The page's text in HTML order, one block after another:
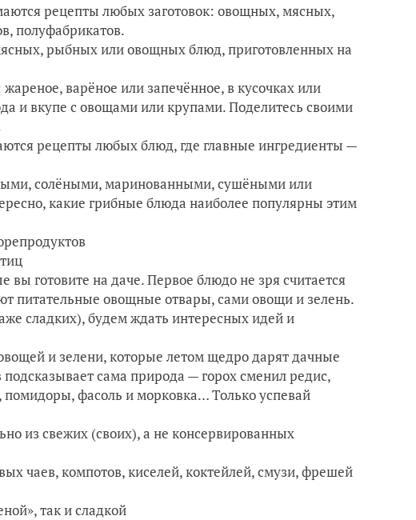
рецепты любых заготовок: овощных, мясных,
полуфабрикатов.
рыбных или овощных блюд, приготовленных на
варёное или запечённое, в кусочках или
и вкупе с овощами или крупами. Поделитесь своими
рецепты любых блюд, где главные ингредиенты —
солёными, маринованными, сушёными или
какие грибные блюда наиболее популярны этим
вы готовите на даче. Первое блюдо не зря считается
овощные отвары, сами овощи и зелень.
сладких), будем ждать интересных идей и
и зелени, которые летом щедро дарят дачные
сама природа — горох сменил редис,
помидоры, фасоль и морковка… Только успевай
из свежих (своих), а не консервированных
чаев, компотов, киселей, коктейлей, смузи, фрешей
так и сладкой